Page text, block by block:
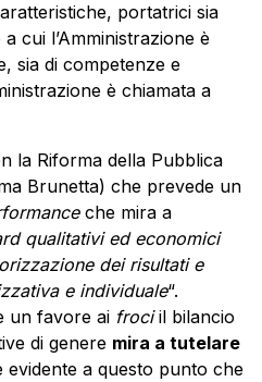
portatrici sia
cui l’Amministrazione è
sia di competenze e
è chiamata a
la Riforma della Pubblica
Brunetta) che prevede un
che mira a
qualitativi ed economici
dei risultati e
e individuale“.
un favore ai frociil bilancio
di genere mira a tutelare
evidente a questo punto che